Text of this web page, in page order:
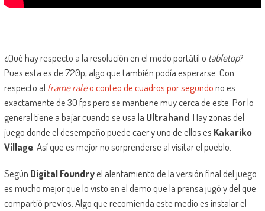
¿Qué hay respecto a la resolución en el modo portátil o tabletop?
Pues esta es de 720p, algo que también podía esperarse. Con
respecto al frame rateo conteo de cuadros por segundono es
exactamente de 30 fps pero se mantiene muy cerca de este. Por lo
general tiene a bajar cuando se usa la Ultrahand. Hay zonas del
juego donde el desempeño puede caer y uno de ellos es Kakariko
Village. Así que es mejor no sorprenderse al visitar el pueblo.
Según Digital Foundryel alentamiento de la versión final del juego
es mucho mejor que lo visto en el demo que la prensa jugó y del que
compartió previos. Algo que recomienda este medio es instalar el